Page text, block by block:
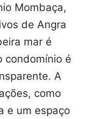
Mombaça,
de Angra
mar é
condomínio é
A
como
e um espaço